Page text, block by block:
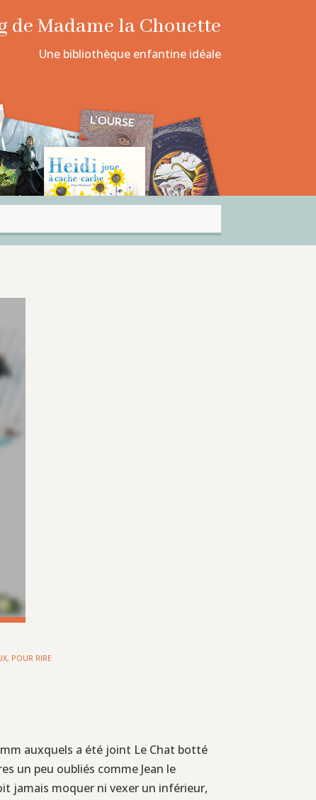
de Madame la Chouette
Une bibliothèque enfantine idéale
, POUR RIRE
auxquels a été joint Le Chat botté
un peu oubliés comme Jean le
jamais moquer ni vexer un inférieur,